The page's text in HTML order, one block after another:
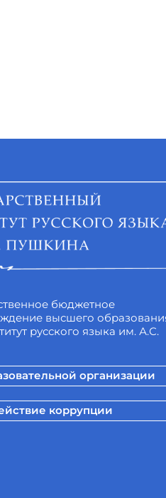
бюджетное
высшего
русского языка им. А.С.
организации
коррупции